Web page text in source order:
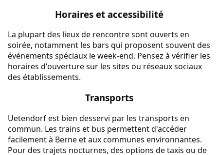
Horaires et accessibilité
La plupart des lieux de rencontre sont ouverts en
soirée, notamment les bars qui proposent souvent des
événements spéciaux le week-end. Pensez à vérifier les
horaires d'ouverture sur les sites ou réseaux sociaux
des établissements.
Transports
Uetendorf est bien desservi par les transports en
commun. Les trains et bus permettent d'accéder
facilement à Berne et aux communes environnantes.
Pour des trajets nocturnes, des options de taxis ou de